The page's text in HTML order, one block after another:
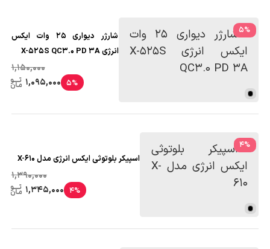
%
5
شارژر دیواری 25 وات ایکس
انرژی X-525S QC3.0 PD 3A
1,150,000
5%
1,095,000
%
4
اسپیکر بلوتوثی ایکس انرژی مدل X-610
1,390,000
4%
1,345,000